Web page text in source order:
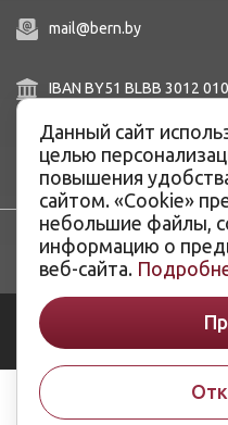
mail@bern.by
IBAN BY51 BLBB 3012
8Н,
BIC BLBBBY2X
© ОАО
Данный сайт
целью
повышения
сайтом. «Cookie»
небольшие файлы,
информацию о
веб-сайта.